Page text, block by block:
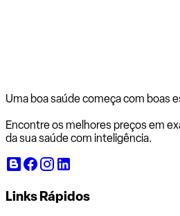
Uma boa saúde começa com boas
Encontre os melhores preços em
da sua saúde com inteligência.
Links Rápidos